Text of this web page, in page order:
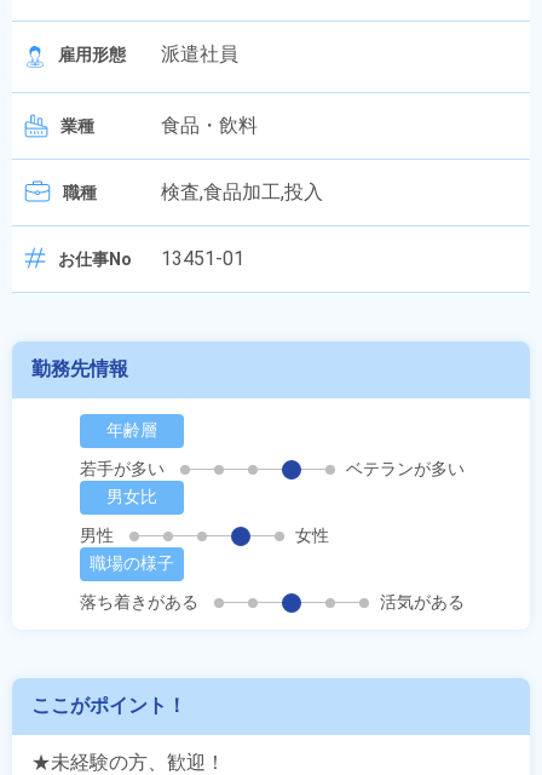
雇用形態 派遣社員
業種 食品・飲料
職種 検査,食品加工,投入
お仕事No 13451-01
勤務先情報
年齢層
若手が多い
ベテランが多い
男女比
男性
女性
職場の様子
落ち着きがある
活気がある
ここがポイント！
★未経験の方、歓迎！